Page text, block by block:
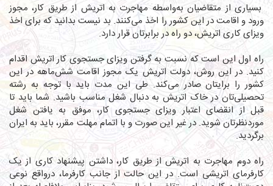
بسیاری از متقاضیان به‌واسطه مهاجرت به اتریش از طریق کار، مجوز
ورود و اقامت در این کشور را اخذ می‌کنند. بد نیست بدانید که برای اخذ
ویزای کاری اتریش، دو راه در برابرتان قرار دارد.
راه اول این است که نسبت به گرفتن ویزای جستجوی کار اتریش اقدام
کنید. در این روش، دولت اتریش یک مجوز اقامت شش‌ماهه در این
کشور را برایتان صادر می‌کند. طی این مدت باید با توجه به رشته
تحصیلی‌تان در خاک اتریش به دنبال شغل مناسب باشید. شما باید تا
قبل از انقضای اعتبار ویزای جستجوی کار، موفق به یافتن شغل
موردنظرتان شوید. در غیر این صورت و با اتمام مهلت مقرر، باید به ایران
برگردید.
راه دوم مهاجرت به اتریش از طریق کار، داشتن پیشنهاد کاری از یک
کارفرمای اتریشی است. در این حالت از جانب کارفرما، درواقع نوعی